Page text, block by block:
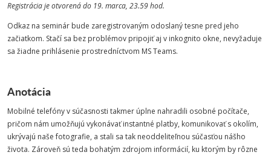
Registrácia je otvorená do 19. marca, 23.59 hod.
Odkaz na seminár bude zaregistrovaným odoslaný tesne pred jeho
začiatkom. Stačí sa bez problémov pripojiť aj v inkognito okne, nevyžaduje
sa žiadne prihlásenie prostredníctvom MS Teams.
Anotácia
Mobilné telefóny v súčasnosti takmer úplne nahradili osobné počítače,
pričom nám umožňujú vykonávať instantné platby, komunikovať s okolím,
ukrývajú naše fotografie, a stali sa tak neoddeliteľnou súčasťou nášho
života. Zároveň sú teda bohatým zdrojom informácií, ku ktorým by rôzne